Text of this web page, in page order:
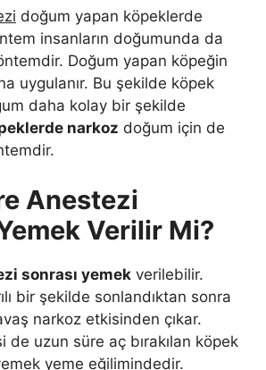
doğum yapan köpeklerde
insanların doğumunda da
Doğum yapan köpeğin
uygulanır. Bu şekilde köpek
daha kolay bir şekilde
narkoz doğum için de
Anestezi
Verilir Mi?
sonrası yemek verilebilir.
bir şekilde sonlandıktan sonra
narkoz etkisinden çıkar.
de uzun süre aç bırakılan köpek
yeme eğilimindedir.